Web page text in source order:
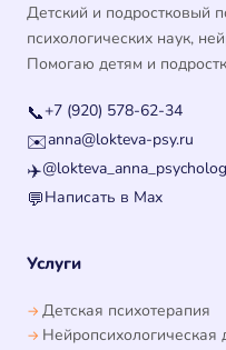
Детский и подростковый
психологических наук,
Помогаю детям и
📞+7 (920) 578-62-34
✉️anna@lokteva-psy.ru
✈️@lokteva_anna_psycholog
💬Написать в Max
Услуги
Детская психотерапия
Нейропсихологическая